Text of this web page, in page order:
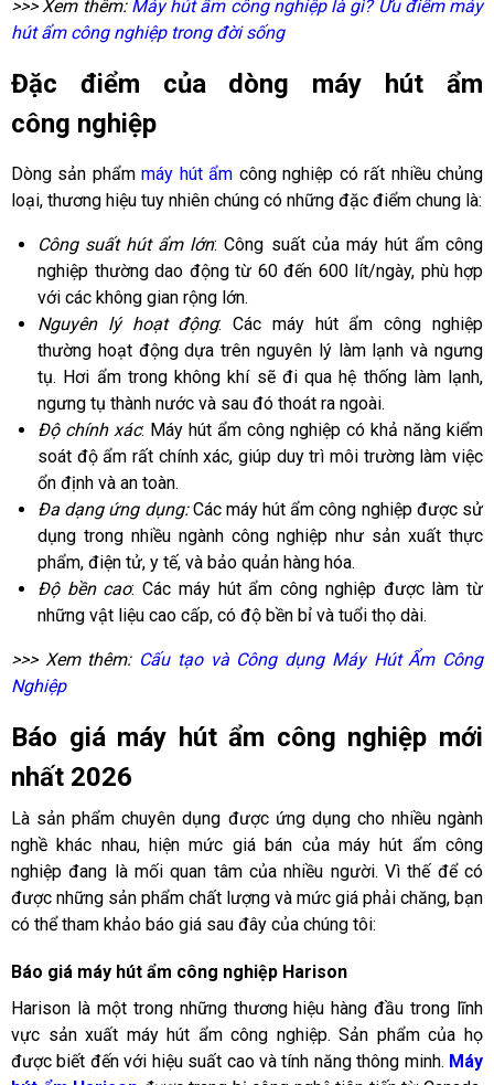
>>> Xem thêm: Máy hút ẩm công nghiệp là gì? Ưu điểm máy
hút ẩm công nghiệp trong đời sống
Đặc điểm của dòng máy hút ẩm
công nghiệp
Dòng sản phẩmmáy hút ẩm công nghiệp có rất nhiều chủng
loại, thương hiệu tuy nhiên chúng có những đặc điểm chung là:
Công suất hút ẩm lớn: Công suất của máy hút ẩm công
nghiệp thường dao động từ 60 đến 600 lít/ngày, phù hợp
với các không gian rộng lớn.
Nguyên lý hoạt động: Các máy hút ẩm công nghiệp
thường hoạt động dựa trên nguyên lý làm lạnh và ngưng
tụ. Hơi ẩm trong không khí sẽ đi qua hệ thống làm lạnh,
ngưng tụ thành nước và sau đó thoát ra ngoài.
Độ chính xác: Máy hút ẩm công nghiệp có khả năng kiểm
soát độ ẩm rất chính xác, giúp duy trì môi trường làm việc
ổn định và an toàn.
Đa dạng ứng dụng:Các máy hút ẩm công nghiệp được sử
dụng trong nhiều ngành công nghiệp như sản xuất thực
phẩm, điện tử, y tế, và bảo quản hàng hóa.
Độ bền cao: Các máy hút ẩm công nghiệp được làm từ
những vật liệu cao cấp, có độ bền bỉ và tuổi thọ dài.
>>> Xem thêm: Cấu tạo và Công dụng Máy Hút Ẩm Công
Nghiệp
Báo giá máy hút ẩm công nghiệp mới
nhất 2026
Là sản phẩm chuyên dụng được ứng dụng cho nhiều ngành
nghề khác nhau, hiện mức giá bán của máy hút ẩm công
nghiệp đang là mối quan tâm của nhiều người. Vì thế để có
được những sản phẩm chất lượng và mức giá phải chăng, bạn
có thể tham khảo báo giá sau đây của chúng tôi:
Báo giá máy hút ẩm công nghiệp Harison
Harison là một trong những thương hiệu hàng đầu trong lĩnh
vực sản xuất máy hút ẩm công nghiệp. Sản phẩm của họ
được biết đến với hiệu suất cao và tính năng thông minh. Máy